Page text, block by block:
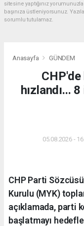
sitesine yaptığınız
başınıza üstleniyorsunuz.
sorumlu tutulamaz.
Anasayfa GÜNDEM
CHP'de
hızlandı...
05.08.2026 -
CHP Parti
Kurulu (MYK)
açıklamada, parti
başlatmayı